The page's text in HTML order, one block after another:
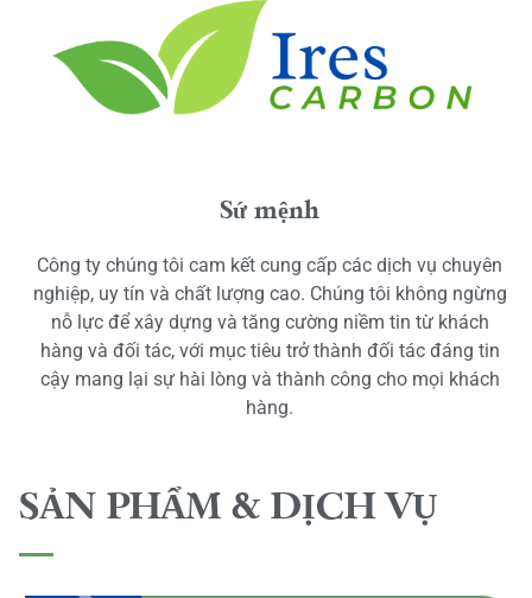
Sứ mệnh
Công ty chúng tôi cam kết cung cấp các dịch vụ chuyên
nghiệp, uy tín và chất lượng cao. Chúng tôi không ngừng
nỗ lực để xây dựng và tăng cường niềm tin từ khách
hàng và đối tác, với mục tiêu trở thành đối tác đáng tin
cậy mang lại sự hài lòng và thành công cho mọi khách
hàng.
SẢN PHẨM & DỊCH VỤ